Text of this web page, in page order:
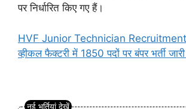
पर निर्धारित किए गए हैं।
HVF Junior Technician Recruitment
व्हीकल फैक्टरी में 1850 पदों पर बंपर भर्ती